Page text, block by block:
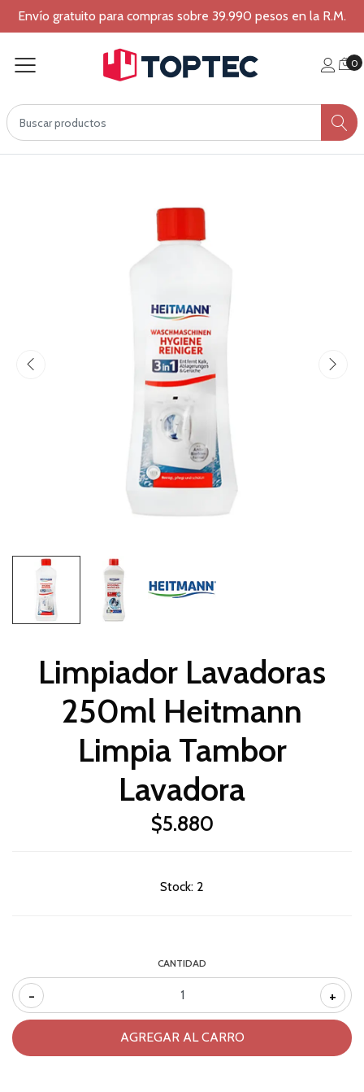
Envío gratuito para compras sobre 39.990 pesos en la R.M.
0
Limpiador Lavadoras
250ml Heitmann
Limpia Tambor
Lavadora
$5.880
Stock: 2
CANTIDAD
- +